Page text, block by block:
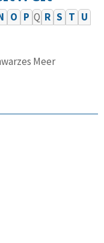
O P Q R S T U
Meer